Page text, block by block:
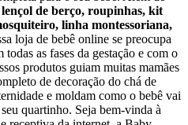
de berço, roupinhas, kit
linha montessoriana,
loja de bebê online se preocupa
todas as fases da gestação e com o
produtos guiam muitas mamães
de decoração do chá de
e moldam como o bebê vai
quartinho. Seja bem-vinda à